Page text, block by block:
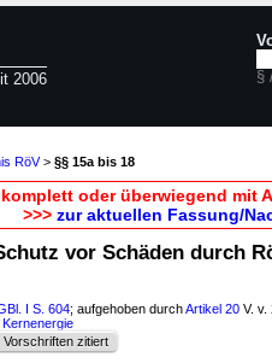
2006 §
RöV> §§ 15a bis 18
oder überwiegend mit
>>> zur aktuellen Fassung/
vor Schäden durch
I S. 604; aufgehoben durchArtikel 20 V. v.
Kernenergie
Vorschriften zitiert